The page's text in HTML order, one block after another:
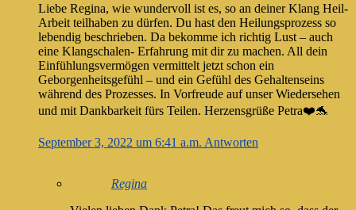
Liebe Regina, wie wundervoll ist es, so an deiner Klang Heil-
Arbeit teilhaben zu dürfen. Du hast den Heilungsprozess so
lebendig beschrieben. Da bekomme ich richtig Lust – auch
eine Klangschalen- Erfahrung mit dir zu machen. All dein
Einfühlungsvermögen vermittelt jetzt schon ein
Geborgenheitsgefühl – und ein Gefühl des Gehaltenseins
während des Prozesses. In Vorfreude auf unser Wiedersehen
und mit Dankbarkeit fürs Teilen. Herzensgrüße Petra❤️🐬
September 3, 2022 um 6:41 a.m. Antworten
Regina